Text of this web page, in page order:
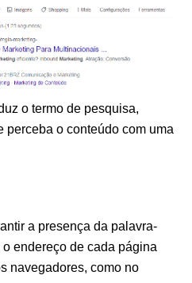
o termo de pesquisa,
perceba o conteúdo com uma
a presença da palavra-
endereço de cada página
navegadores, como no